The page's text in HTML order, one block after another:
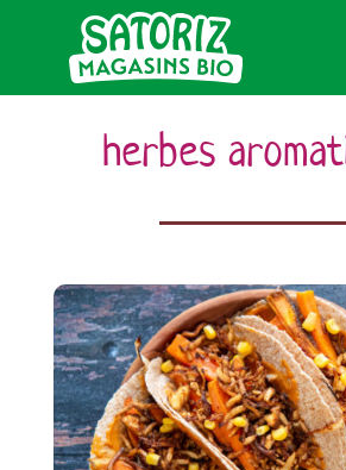
herbes